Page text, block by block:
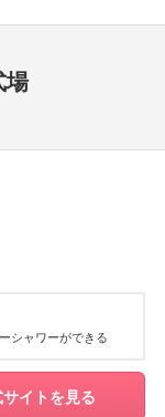
場
シャワーができる
イトを見る